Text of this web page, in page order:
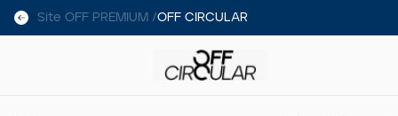
Site OFF PREMIUM /OFF CIRCULAR